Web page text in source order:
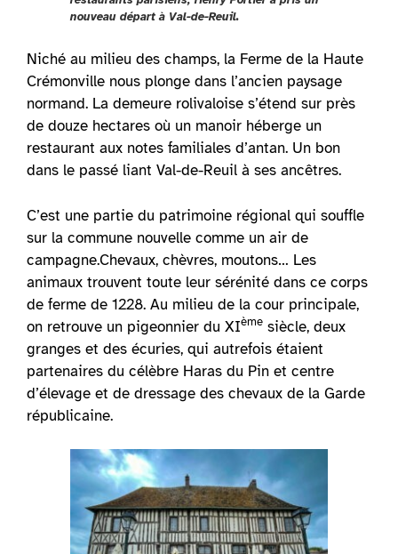
nouveau départ à Val-de-Reuil.
Niché au milieu des champs, la Ferme de la Haute
Crémonville nous plonge dans l’ancien paysage
normand. La demeure rolivaloise s’étend sur près
de douze hectares où un manoir héberge un
restaurant aux notes familiales d’antan. Un bon
dans le passé liant Val-de-Reuil à ses ancêtres.
C’est une partie du patrimoine régional qui souffle
sur la commune nouvelle comme un air de
campagne.Chevaux, chèvres, moutons… Les
animaux trouvent toute leur sérénité dans ce corps
de ferme de 1228. Au milieu de la cour principale,
on retrouve un pigeonnier du XIème siècle, deux
granges et des écuries, qui autrefois étaient
partenaires du célèbre Haras du Pin et centre
d’élevage et de dressage des chevaux de la Garde
républicaine.